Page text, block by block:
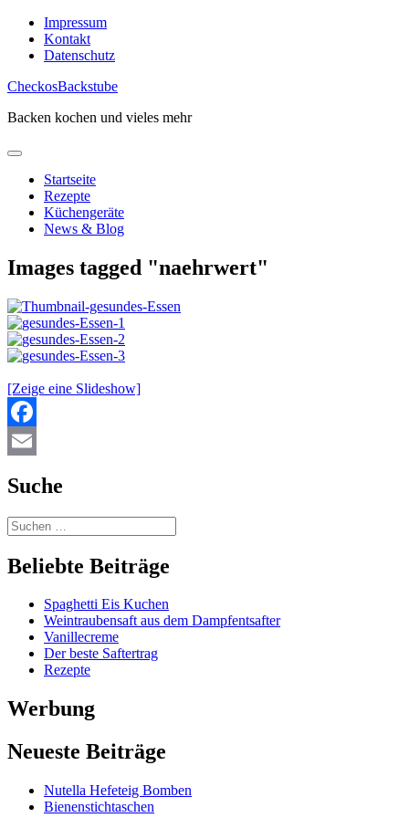
Skip
content
Impressum
Kontakt
Datenschutz
CheckosBackstube
Backen kochen und vieles mehr
Startseite
Rezepte
Küchengeräte
News & Blog
Images tagged "naehrwert"
[Zeige eine Slideshow]
Facebook
Suche
Beliebte Beiträge
Spaghetti Eis Kuchen
Weintraubensaft aus dem Dampfentsafter
Vanillecreme
Der beste Saftertrag
Rezepte
Werbung
Neueste Beiträge
Nutella Hefeteig Bomben
Bienenstichtaschen